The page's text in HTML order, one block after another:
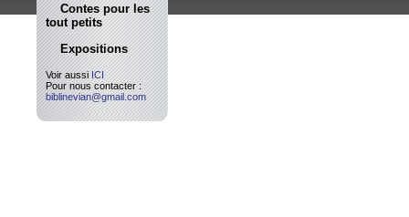
Contes pour les
tout petits
Expositions
Voir aussiICI
Pour nous contacter :
biblinevian@gmail.com